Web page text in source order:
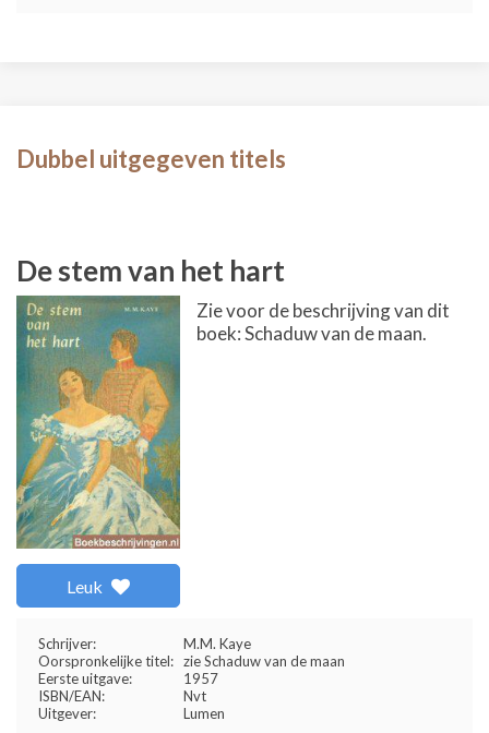
Dubbel uitgegeven titels
De stem van het hart
Leuk
Zie voor de beschrijving van dit
boek: Schaduw van de maan.
Schrijver:
M.M. Kaye
Oorspronkelijke titel: zie Schaduw van de maan
Eerste uitgave:
1957
ISBN/EAN:
Nvt
Uitgever:
Lumen